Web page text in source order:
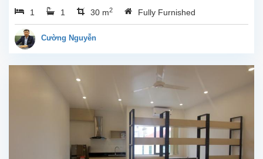
view hồ
tại
Tây
Hồ.
tích
30m²,
đã
lắp đặt
1 1 30 m2 Fully Furnished
Cường Nguyễn